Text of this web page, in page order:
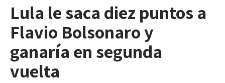
Lula le saca diez puntos a
Flavio Bolsonaro y
ganaría en segunda
vuelta